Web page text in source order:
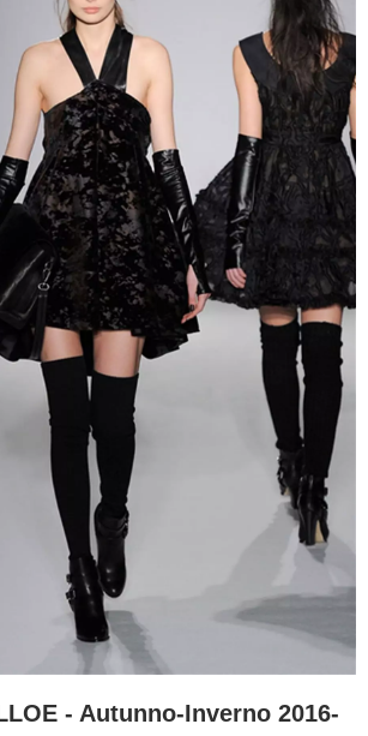
- Autunno-Inverno 2016-